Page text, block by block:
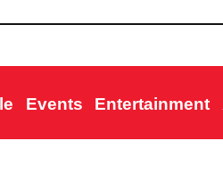
Events Entertainment